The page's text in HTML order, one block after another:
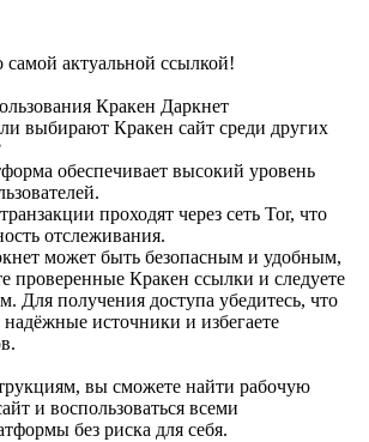
самой актуальной ссылкой!
Кракен Даркнет
выбирают Кракен сайт среди других
обеспечивает высокий уровень
проходят через сеть Tor, что
отслеживания.
может быть безопасным и удобным,
проверенные Кракен ссылки и следуете
Для получения доступа убедитесь, что
надёжные источники и избегаете
вы сможете найти рабочую
и воспользоваться всеми
без риска для себя.